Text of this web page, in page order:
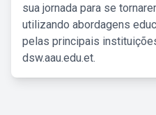
sua jornada para se
utilizando abordagens
pelas principais
dsw.aau.edu.et.